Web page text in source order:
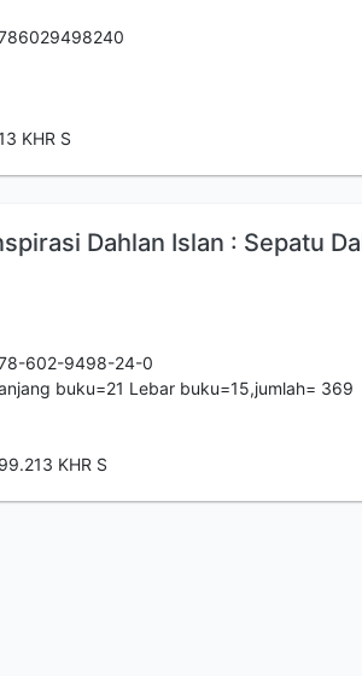
KHR S
Dahlan Islan : Sepatu
602-9498-24-0
buku=21 Lebar buku=15,jumlah= 369
KHR S